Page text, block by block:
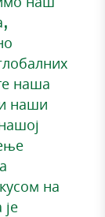
наша
наши
на